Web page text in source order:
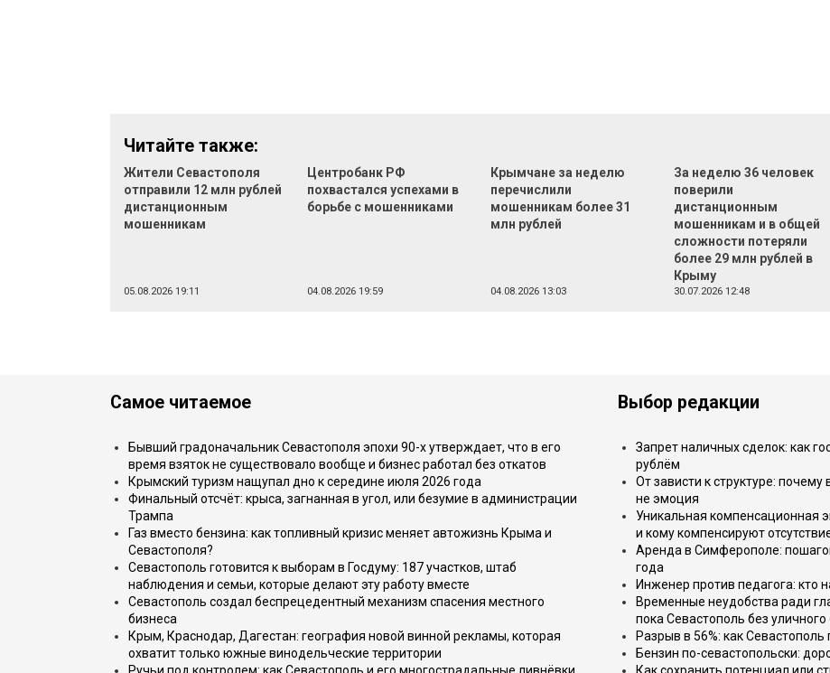
Читайте также:
Жители Севастополя
отправили 12 млн рублей
дистанционным
мошенникам
05.08.2026 19:11
Центробанк РФ
похвастался успехами в
борьбе с мошенниками
04.08.2026 19:59
Крымчане за неделю
перечислили
мошенникам более 31
млн рублей
04.08.2026 13:03
За неделю 36 человек
поверили
дистанционным
мошенникам и в общей
сложности потеряли
более 29 млн рублей в
Крыму
30.07.2026 12:48
Самое читаемое
Бывший градоначальник Севастополя эпохи 90-х утверждает, что в его
время взяток не существовало вообще и бизнес работал без откатов
Крымский туризм нащупал дно к середине июля 2026 года
Финальный отсчёт: крыса, загнанная в угол, или безумие в администрации
Трампа
Газ вместо бензина: как топливный кризис меняет автожизнь Крыма и
Севастополя?
Севастополь готовится к выборам в Госдуму: 187 участков, штаб
наблюдения и семьи, которые делают эту работу вместе
Севастополь создал беспрецедентный механизм спасения местного
бизнеса
Крым, Краснодар, Дагестан: география новой винной рекламы, которая
охватит только южные винодельческие территории
Выбор редакции
Запрет наличных сделок: как
рублём
От зависти к структуре:
не эмоция
Уникальная компенсационная
и кому компенсируют
Аренда в Симферополе:
года
Инженер против педагога: кто
Временные неудобства ради
пока Севастополь без
Разрыв в 56%: как
Бензин по-севастопольски: